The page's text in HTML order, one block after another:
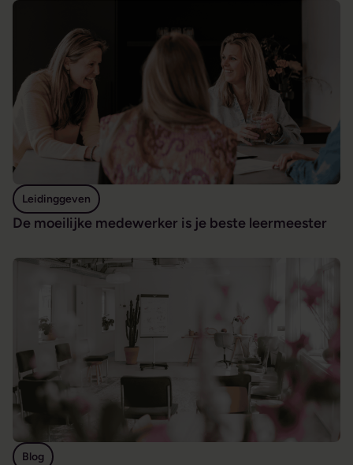
De moeilijke medewerker is je beste leermeester
Leidinggeven
De moeilijke medewerker is je beste leermeester
Blog
Hoe “moeilijke” coachees je beter maken in je vak